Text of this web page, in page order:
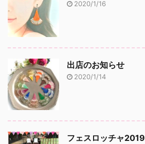
2020/1/16
出店のお知らせ
2020/1/14
フェスロッチャ2019